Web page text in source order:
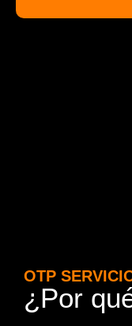
OTP
¿Por